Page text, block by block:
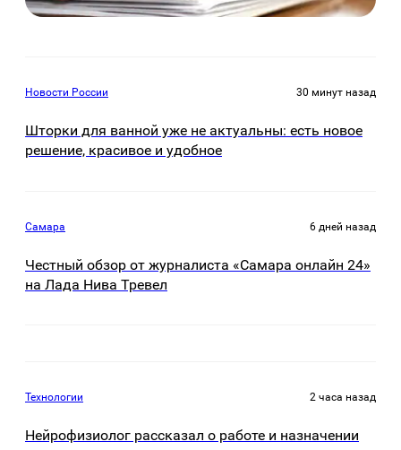
Новости России 30 минут назад
Шторки для ванной уже не актуальны: есть новое
решение, красивое и удобное
Самара 6 дней назад
Честный обзор от журналиста «Самара онлайн 24»
на Лада Нива Тревел
Технологии 2 часа назад
Нейрофизиолог рассказал о работе и назначении